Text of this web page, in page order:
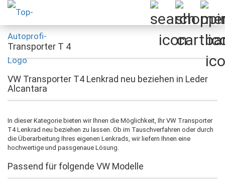
Transporter T 4
VW Transporter T4 Lenkrad neu beziehen in Leder
Alcantara
In dieser Kategorie bieten wir Ihnen die Möglichkeit, Ihr VW Transporter
T4 Lenkrad neu beziehen zu lassen. Ob im Tauschverfahren oder durch
die Überarbeitung Ihres eigenen Lenkrads, wir liefern Ihnen eine
hochwertige und passgenaue Lösung.
Passend für folgende VW Modelle